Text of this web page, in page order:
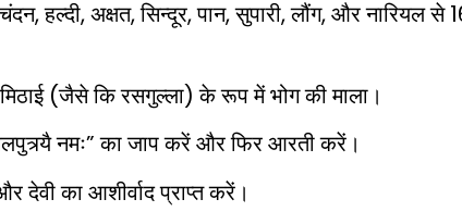
हल्दी, अक्षत, सिन्दूर, पान, सुपारी, लौंग, और नारियल से
(जैसे कि रसगुल्ला) के रूप में भोग की माला।
नमः” का जाप करें और फिर आरती करें।
देवी का आशीर्वाद प्राप्त करें।